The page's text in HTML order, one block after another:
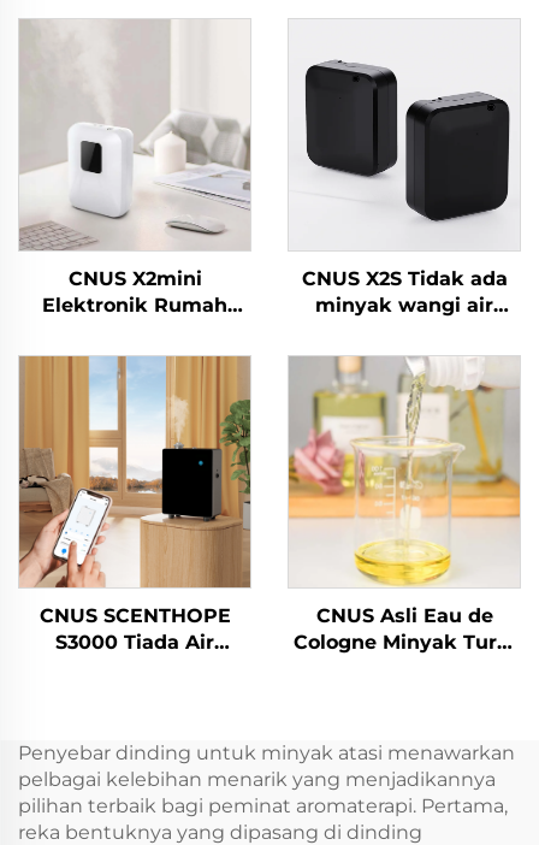
CNUS X2mini
Elektronik Rumah
Mesin udara wangian
Minyak pintar Aroma
Diffuser Mesin
CNUS X2S Tidak ada
minyak wangi air
Pengembang Bau Bau
Rumah Penghibur
Udara Pengembang
Aroma
CNUS SCENTHOPE
S3000 Tiada Air
Diffusion System
Perfume Machine
CNUS Asli Eau de
Cologne Minyak Turki
Mesin Bau
Pengembang
Penyebar dinding untuk minyak atasi menawarkan
pelbagai kelebihan menarik yang menjadikannya
pilihan terbaik bagi peminat aromaterapi. Pertama,
reka bentuknya yang dipasang di dinding